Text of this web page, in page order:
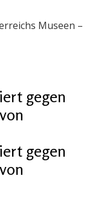
Museen –
gegen
gegen